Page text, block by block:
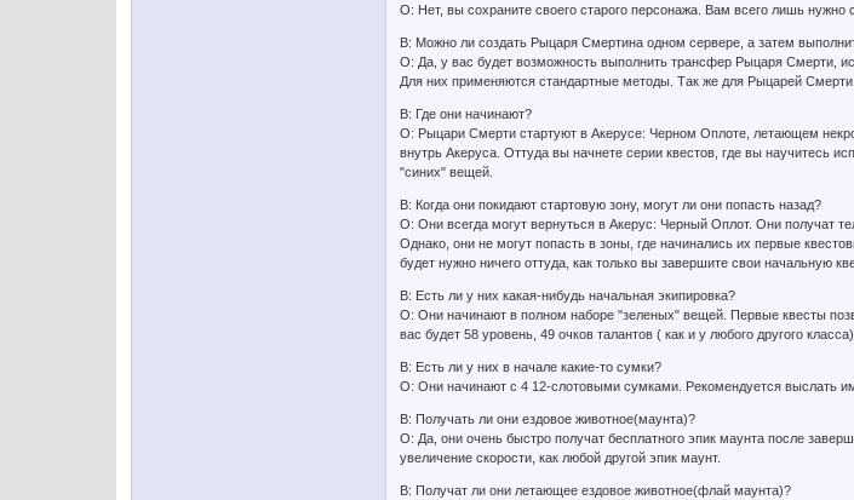
О: Нет, вы сохраните своего старого персонажа. Вам всего лишь
В: Можно ли создать Рыцаря Смертина одном сервере, а затем
О: Да, у вас будет возможность выполнить трансфер Рыцаря Смерти,
Для них применяются стандартные методы. Так же для Рыцарей
В: Где они начинают?
О: Рыцари Смерти стартуют в Акерусе: Черном Оплоте, летающем
внутрь Акеруса. Оттуда вы начнете серии квестов, где вы научитесь
"синих" вещей.
В: Когда они покидают стартовую зону, могут ли они попасть назад?
О: Они всегда могут вернуться в Акерус: Черный Оплот. Они получат
Однако, они не могут попасть в зоны, где начинались их первые
будет нужно ничего оттуда, как только вы завершите свои начальную
В: Есть ли у них какая-нибудь начальная экипировка?
О: Они начинают в полном наборе "зеленых" вещей. Первые квесты
вас будет 58 уровень, 49 очков талантов ( как и у любого другого
В: Есть ли у них в начале какие-то сумки?
О: Они начинают с 4 12-слотовыми сумками. Рекомендуется выслать
В: Получать ли они ездовое животное(маунта)?
О: Да, они очень быстро получат бесплатного эпик маунта после
увеличение скорости, как любой другой эпик маунт.
В: Получат ли они летающее ездовое животное(флай маунта)?